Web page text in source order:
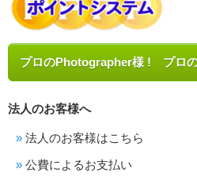
プロのPhotographer様 ! プロ
法人のお客様へ
法人のお客様はこちら
公費によるお支払い